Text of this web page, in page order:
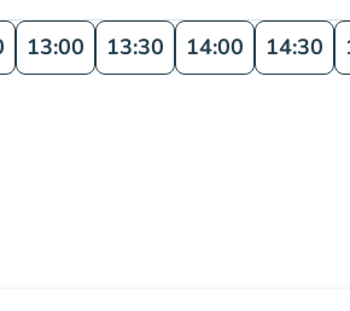
13:00 13:30 14:00 14:30